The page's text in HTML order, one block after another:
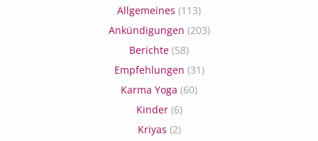
Allgemeines (113)
Ankündigungen (203)
Berichte (58)
Empfehlungen (31)
Karma Yoga (60)
Kinder(6)
Kriyas (2)